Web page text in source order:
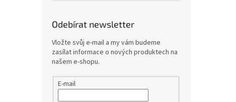
Odebírat newsletter
Vložte svůj e-mail a my vám budeme
zasílat informace o nových produktech na
našem e-shopu.
E-mail